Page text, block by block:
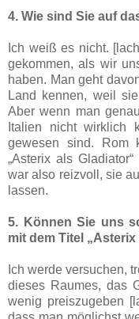
4. Wie sind Sie auf
Ich weiß es nicht.
gekommen, als wir
haben. Man geht
Land kennen, weil
Aber wenn man
Italien nicht wirklich
gewesen sind. Rom
„Asterix als
war also reizvoll, sie
lassen.
5. Können Sie uns
mit dem Titel
Ich werde versuchen,
dieses Raumes, das
wenig preiszugeben